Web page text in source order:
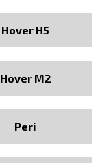
Hover H5
Hover M2
Peri